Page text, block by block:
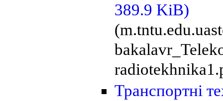
389.9 KiB)
Транспортні